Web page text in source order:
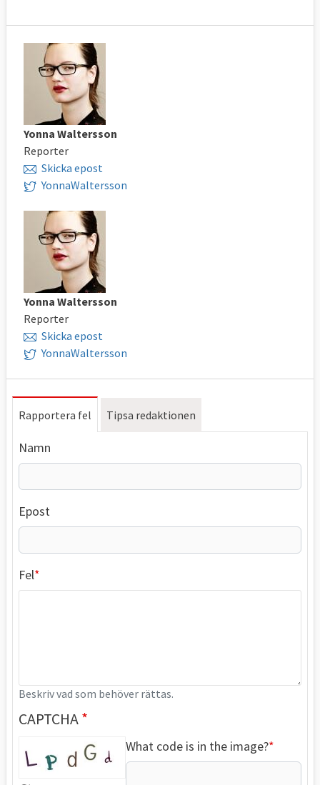
Yonna Waltersson
Reporter
Skicka epost
YonnaWaltersson
Yonna Waltersson
Reporter
Skicka epost
YonnaWaltersson
Rapportera fel Tipsa redaktionen
Namn
Epost
Fel
Beskriv vad som behöver rättas.
CAPTCHA
What code is in the image?